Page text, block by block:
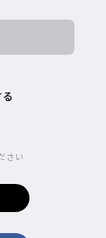
さい